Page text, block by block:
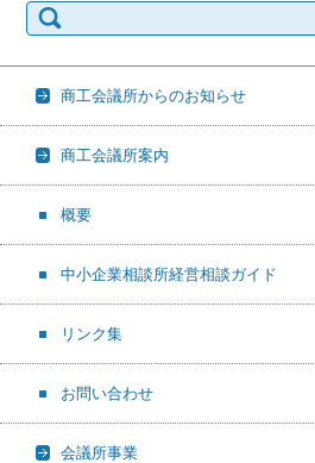
索:
商工会議所からのお知らせ
商工会議所案内
概要
中小企業相談所経営相談ガイド
リンク集
お問い合わせ
会議所事業